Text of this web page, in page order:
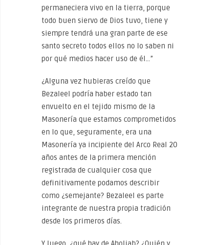
permaneciera vivo en la tierra, porque
todo buen siervo de Dios tuvo, tiene y
siempre tendrá una gran parte de ese
santo secreto todos ellos no lo saben ni
por qué medios hacer uso de él…”
¿Alguna vez hubieras creído que
Bezaleel podría haber estado tan
envuelto en el tejido mismo de la
Masonería que estamos comprometidos
en lo que, seguramente, era una
Masonería ya incipiente del Arco Real 20
años antes de la primera mención
registrada de cualquier cosa que
definitivamente podamos describir
como ¿semejante? Bezaleel es parte
integrante de nuestra propia tradición
desde los primeros días.